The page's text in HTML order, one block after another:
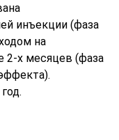
инъекции (фаза
на
2-х месяцев (фаза